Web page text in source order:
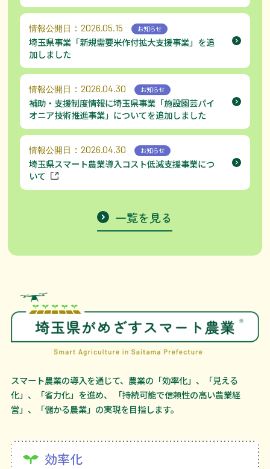
情報公開日 ：2026.05.15 お知らせ
埼玉県事業「新規需要米作付拡大支援事業」を追
加しました
情報公開日 ：2026.04.30 お知らせ
補助・支援制度情報に埼玉県事業「施設園芸パイ
オニア技術推進事業」についてを追加しました
情報公開日 ：2026.04.30 お知らせ
埼玉県スマート農業導入コスト低減支援事業につ
いて
一覧を見る
スマート農業の導入を通じて、農業の「効率化」、「見える
化」、「省力化」を進め、
「持続可能で信頼性の高い農業経
営」、「儲かる農業」の実現を目指します。
効率化